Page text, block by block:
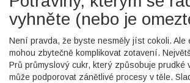
vyhněte (nebo je
Není pravda, že byste nesměly jíst cokoli. Ale
mohou zbytečně komplikovat zotavení.
Prů průmyslový cukr, který způsobuje prudké
může podporovat zánětlivé procesy v těle.